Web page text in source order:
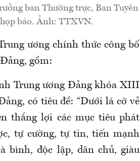
ban Thường trực, Ban Tuyên
báo. Ảnh: TTXVN.
ương chính thức công bố
gồm:
Trung ương Đảng khóa XIII
có tiêu đề: “Dưới lá cờ vẻ
thắng lợi các mục tiêu phát
tự cường, tự tin, tiến mạnh
bình, độc lập, dân chủ, giàu